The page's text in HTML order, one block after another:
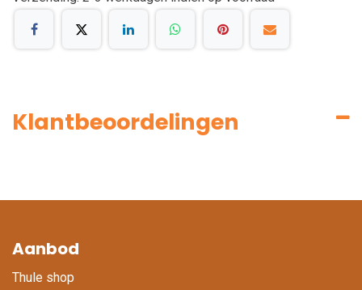
Klantbeoordelingen
Aanbod
Thule shop